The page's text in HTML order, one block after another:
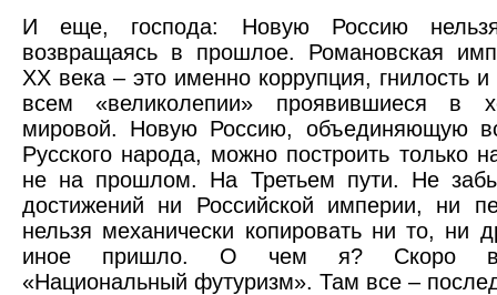
И еще, господа: Новую Россию нельзя
возвращаясь в прошлое. Романовская
ХХ века – это именно коррупция, гнилость
всем «великолепии» проявившиеся в
мировой. Новую Россию, объединяющую
Русского народа, можно построить только
не на прошлом. На Третьем пути. Не
достижений ни Российской империи, ни
нельзя механически копировать ни то, ни
иное пришло. О чем я? Скоро
«Национальный футуризм». Там все –